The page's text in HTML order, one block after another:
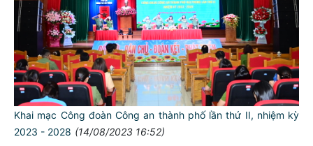
Khai mạc Công đoàn Công an thành phố lần thứ II, nhiệm kỳ
2023 - 2028 (14/08/2023 16:52)
TƯ CÁCH
NGƯỜI CÔNG AN CÁCH MỆNH LÀ:
Đối với tự mình, phải
CẦN, KIỆM, LIÊM, CHÍNH
Đối với đồng sự, phải
THÂN ÁI GIÚP ĐỠ